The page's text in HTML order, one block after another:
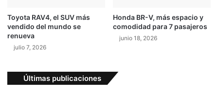
n
T
Toyota RAV4, el SUV más
vendido del mundo se
renueva
julio 7, 2026
Honda BR-V, más espacio y
comodidad para 7 pasajeros
junio 18, 2026
Últimas publicaciones